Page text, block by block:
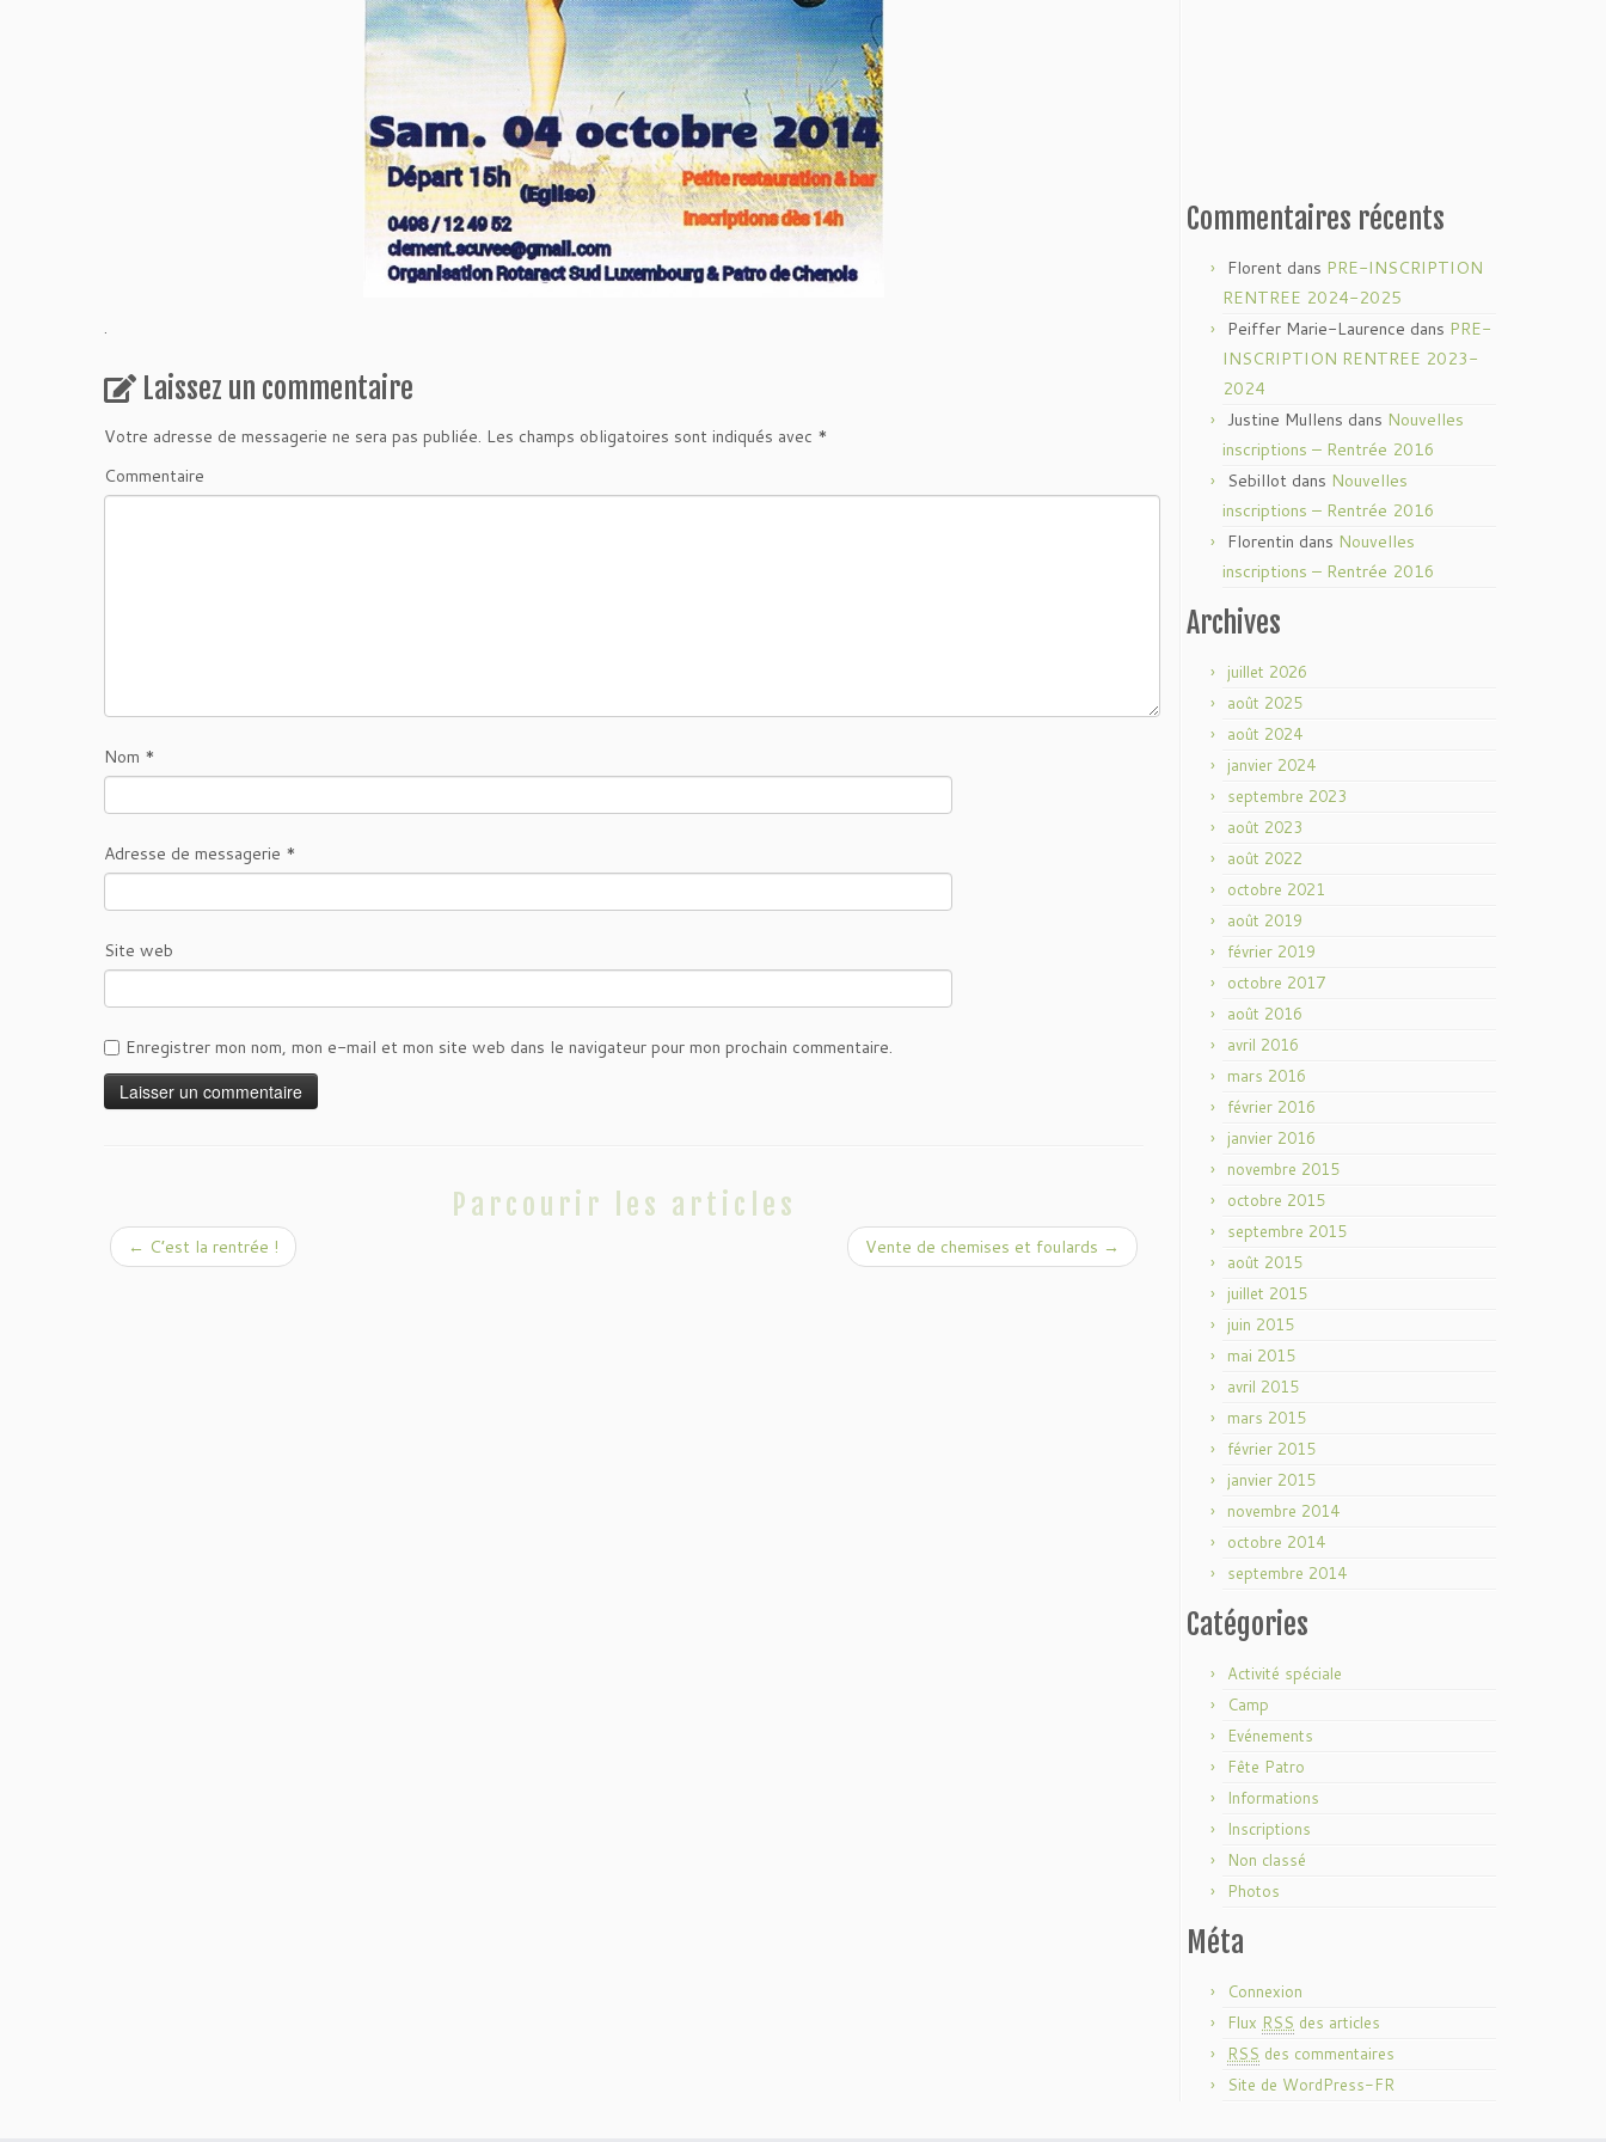
.
Laissez un commentaire
Votre adresse de messagerie ne sera pas publiée. Les champs obligatoires sont indiqués avec *
Commentaire
Nom *
Adresse de messagerie *
Site web
Enregistrer mon nom, mon e-mail et mon site web dans le navigateur pour mon prochain commentaire.
Parcourir les articles
← C’est la rentrée ! Vente de chemises et foulards →
Commentaires récents
Florent dans PRE-INSCRIPTION
RENTREE 2024-2025
Peiffer Marie-Laurence dans PRE-
INSCRIPTION RENTREE 2023-
2024
Justine Mullens dans Nouvelles
inscriptions – Rentrée 2016
Sebillot dans Nouvelles
inscriptions – Rentrée 2016
Florentin dans Nouvelles
inscriptions – Rentrée 2016
Archives
juillet 2026
août 2025
août 2024
janvier 2024
septembre 2023
août 2023
août 2022
octobre 2021
août 2019
février 2019
octobre 2017
août 2016
avril 2016
mars 2016
février 2016
janvier 2016
novembre 2015
octobre 2015
septembre 2015
août 2015
juillet 2015
juin 2015
mai 2015
avril 2015
mars 2015
février 2015
janvier 2015
novembre 2014
octobre 2014
septembre 2014
Catégories
Activité spéciale
Camp
Evénements
Fête Patro
Informations
Inscriptions
Non classé
Photos
Méta
Connexion
Flux RSS des articles
RSS des commentaires
Site de WordPress-FR